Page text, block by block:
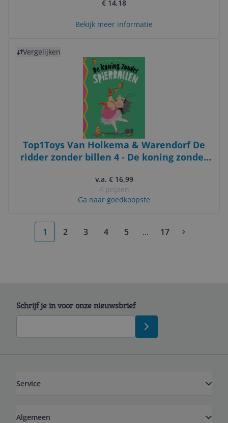
€ 14,18
Bekijk meer informatie
Vergelijken
Top1Toys Van Holkema & Warendorf De
ridder zonder billen 4 - De koning zonder
v.a. € 16,99
4 prijzen
Ga naar goedkoopste
1 2 3 4 5 ...More pages
17
Schrijf je in voor onze nieuwsbrief
Service
Algemeen